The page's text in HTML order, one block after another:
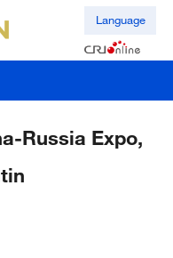
Language
Russia Expo,